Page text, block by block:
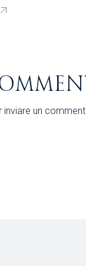
inviare un